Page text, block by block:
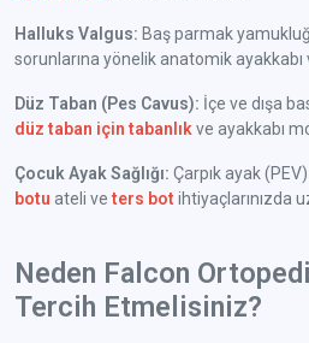
Halluks Valgus: Baş parmak
sorunlarına yönelik anatomik ayakkabı
Düz Taban (Pes Cavus): İçe ve dışa
düz taban için tabanlık ve ayakkabı
Çocuk Ayak Sağlığı: Çarpık ayak
botu ateli veters bot ihtiyaçlarınızda
Neden Falcon
Tercih Etmelisiniz?